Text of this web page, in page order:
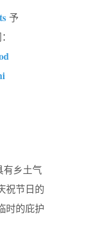
予
有乡土气
祝节日的
时的庇护